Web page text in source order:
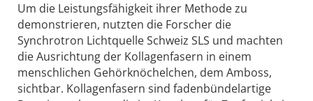
Um die Leistungsfähigkeit ihrer Methode zu
demonstrieren, nutzten die Forscher die
Synchrotron Lichtquelle Schweiz SLS und machten
die Ausrichtung der Kollagenfasern in einem
menschlichen Gehörknöchelchen, dem Amboss,
sichtbar. Kollagenfasern sind fadenbündelartige